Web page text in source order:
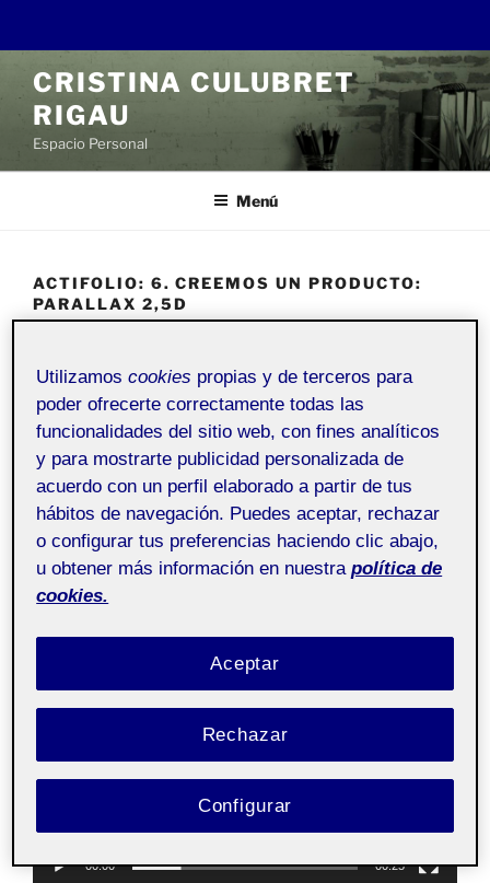
contenido
CRISTINA CULUBRET
RIGAU
Espacio Personal
Menú
ACTIFOLIO: 6. CREEMOS UN PRODUCTO:
PARALLAX 2,5D
PUBLICADO
EL
29 MAYO, 2022
Animación PEC 6
Animación Pública
de
vídeo
00:00 00:25
Utilizamoscookies propias y de terceros para
poder ofrecerte correctamente todas las
funcionalidades del sitio web, con fines analíticos
y para mostrarte publicidad personalizada de
acuerdo con un perfil elaborado a partir de tus
hábitos de navegación. Puedes aceptar, rechazar
o configurar tus preferencias haciendo clic abajo,
u obtener más información en nuestra política de
cookies.
Rechazar
Aceptar
Configurar